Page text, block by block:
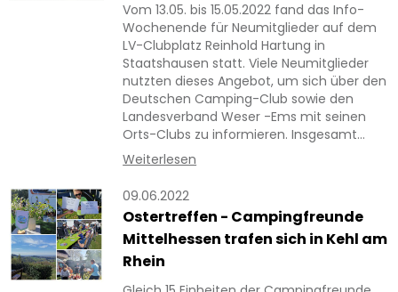
Vom 13.05. bis 15.05.2022 fand das Info-
Wochenende für Neumitglieder auf dem
LV-Clubplatz Reinhold Hartung in
Staatshausen statt. Viele Neumitglieder
nutzten dieses Angebot, um sich über den
Deutschen Camping-Club sowie den
Landesverband Weser -Ems mit seinen
Orts-Clubs zu informieren. Insgesamt…
Weiterlesen
09.06.2022
Ostertreffen - Campingfreunde
Mittelhessen trafen sich in Kehl am
Rhein